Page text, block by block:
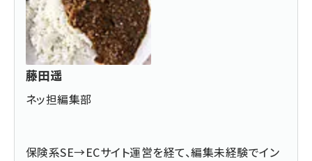
藤田遥
ネッ担編集部
保険系SE→ECサイト運営を経て、編集未経験でイン